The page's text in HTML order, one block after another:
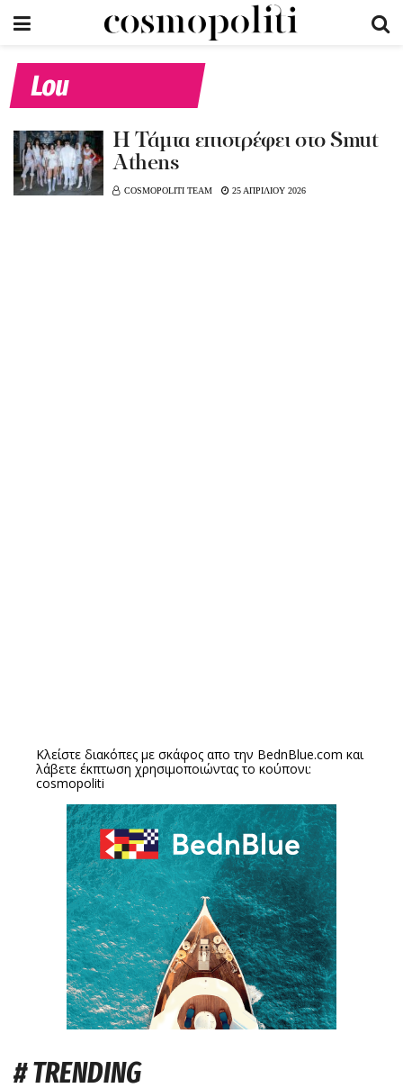
Lou
Η Τάμτα επιστρέφει στο Smut
Athens
COSMOPOLITI TEAM 25 ΑΠΡΙΛΙΟΥ 2026
Κλείστε διακόπες με σκάφος απο την BednBlue.com και
λάβετε έκπτωση χρησιμοποιώντας το κούπονι:
cosmopoliti
# TRENDING